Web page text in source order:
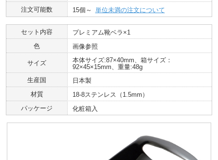
注文可能数
15個～ 単位未満の注文について
セット内容
プレミアム靴ベラ×1
色
画像参照
サイズ
本体サイズ:87×40mm、箱サイズ：
92×45×15mm、重量:48g
生産国
日本製
材質
18-8ステンレス（1.5mm）
パッケージ
化粧箱入